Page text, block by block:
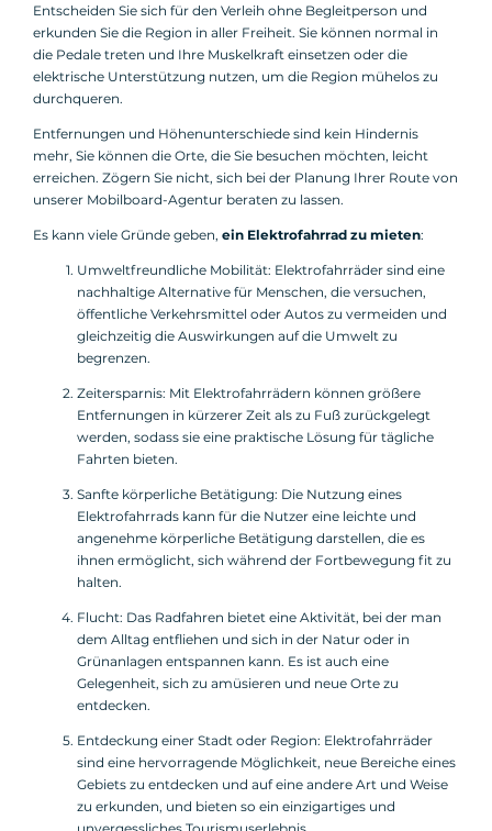
Entscheiden Sie sich für den Verleih ohne Begleitperson und
erkunden Sie die Region in aller Freiheit. Sie können normal in
die Pedale treten und Ihre Muskelkraft einsetzen oder die
elektrische Unterstützung nutzen, um die Region mühelos zu
durchqueren.
Entfernungen und Höhenunterschiede sind kein Hindernis
mehr, Sie können die Orte, die Sie besuchen möchten, leicht
erreichen. Zögern Sie nicht, sich bei der Planung Ihrer Route von
unserer Mobilboard-Agentur beraten zu lassen.
Es kann viele Gründe geben, ein Elektrofahrrad zu mieten:
Umweltfreundliche Mobilität: Elektrofahrräder sind eine
nachhaltige Alternative für Menschen, die versuchen,
öffentliche Verkehrsmittel oder Autos zu vermeiden und
gleichzeitig die Auswirkungen auf die Umwelt zu
begrenzen.
Zeitersparnis: Mit Elektrofahrrädern können größere
Entfernungen in kürzerer Zeit als zu Fuß zurückgelegt
werden, sodass sie eine praktische Lösung für tägliche
Fahrten bieten.
Sanfte körperliche Betätigung: Die Nutzung eines
Elektrofahrrads kann für die Nutzer eine leichte und
angenehme körperliche Betätigung darstellen, die es
ihnen ermöglicht, sich während der Fortbewegung fit zu
halten.
Flucht: Das Radfahren bietet eine Aktivität, bei der man
dem Alltag entfliehen und sich in der Natur oder in
Grünanlagen entspannen kann. Es ist auch eine
Gelegenheit, sich zu amüsieren und neue Orte zu
entdecken.
Entdeckung einer Stadt oder Region: Elektrofahrräder
sind eine hervorragende Möglichkeit, neue Bereiche eines
Gebiets zu entdecken und auf eine andere Art und Weise
zu erkunden, und bieten so ein einzigartiges und